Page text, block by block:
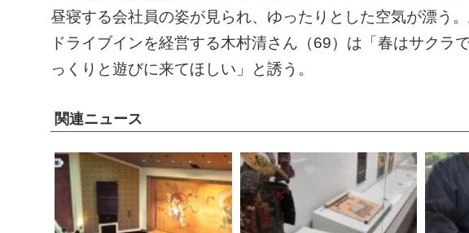
昼寝する会社員の姿が見られ、ゆったりとした空気が漂う
ㅤドライブインを経営する木村清さん（69）は「春はサク
っくりと遊びに来てほしい」と誘う。
関連ニュース